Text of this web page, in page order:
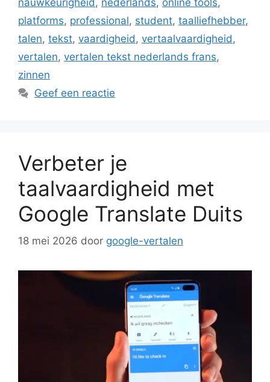
nauwkeurigheid, nederlands, online tools,
platforms, professional, student, taalliefhebber,
talen, tekst, vaardigheid, vertaalvaardigheid,
vertalen, vertalen tekst nederlands frans,
zinnen
Geef een reactie
Verbeter je
taalvaardigheid met
Google Translate Duits
18 mei 2026 door google-vertalen